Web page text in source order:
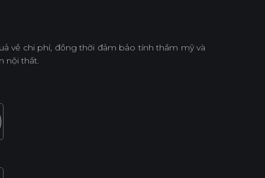
về chi phí, đồng thời đảm bảo tính thẩm mỹ và
nội thất.